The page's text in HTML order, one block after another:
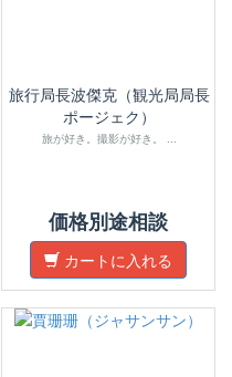
旅行局長波傑克（観光局局長
ポージェク）
旅が好き。撮影が好き。 ...
価格別途相談
カートに入れる